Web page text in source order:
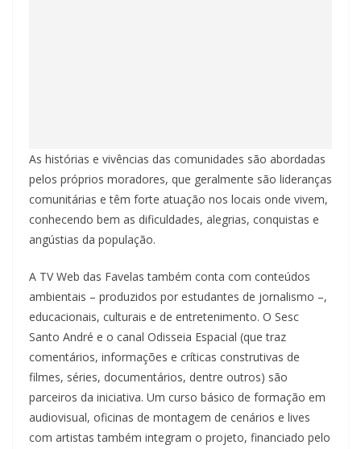
As histórias e vivências das comunidades são abordadas
pelos próprios moradores, que geralmente são lideranças
comunitárias e têm forte atuação nos locais onde vivem,
conhecendo bem as dificuldades, alegrias, conquistas e
angústias da população.
A TV Web das Favelas também conta com conteúdos
ambientais – produzidos por estudantes de jornalismo –,
educacionais, culturais e de entretenimento. O Sesc
Santo André e o canal Odisseia Espacial (que traz
comentários, informações e críticas construtivas de
filmes, séries, documentários, dentre outros) são
parceiros da iniciativa. Um curso básico de formação em
audiovisual, oficinas de montagem de cenários e lives
com artistas também integram o projeto, financiado pelo